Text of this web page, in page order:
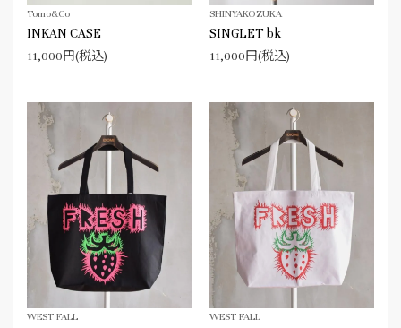
Tomo&Co
INKAN CASE
11,000円(税込)
SHINYAKOZUKA
SINGLET bk
11,000円(税込)
WEST FALL WEST FALL